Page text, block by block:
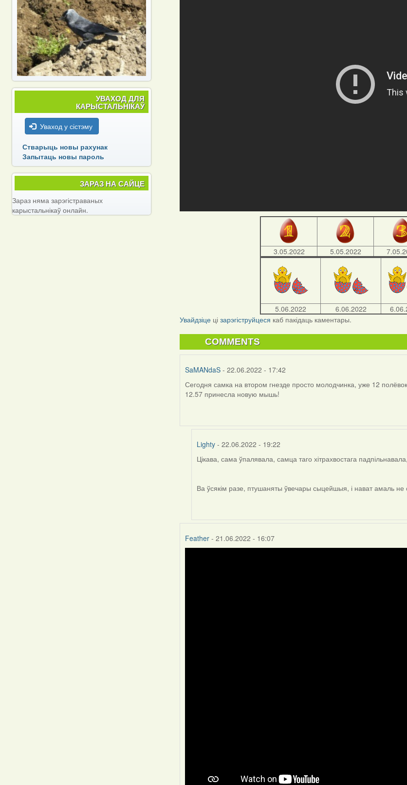
3.05.2022 5.05.2022
5.06.2022 6.06.2022
Увайдзіце цізарэгіструйцеся каб пакідаць каментары.
COMMENTS
SaMANdaS - 22.06.2022 - 17:42
Сегодня самка на втором гнезде просто молодчинка, уже 12
12.57 принесла новую мышь!
Lighty- 22.06.2022 - 19:22
In
by
Цікава, сама ўпалявала, самца таго хітрахвостага
Ва ўсякім разе, птушаняты ўвечары сыцейшыя, і нават амаль
Feather - 21.06.2022 - 16:07
УВАХОД ДЛЯ
КАРЫСТАЛЬНІКАЎ
Уваход у сістэму
Стварыць новы рахунак
Запытаць новы пароль
ЗАРАЗ НА САЙЦЕ
Зараз няма зарэгістраваных
карыстальнікаў онлайн.